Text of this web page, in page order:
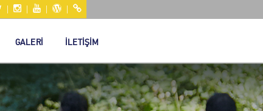
| | | |
GALERİ İLETİŞİM